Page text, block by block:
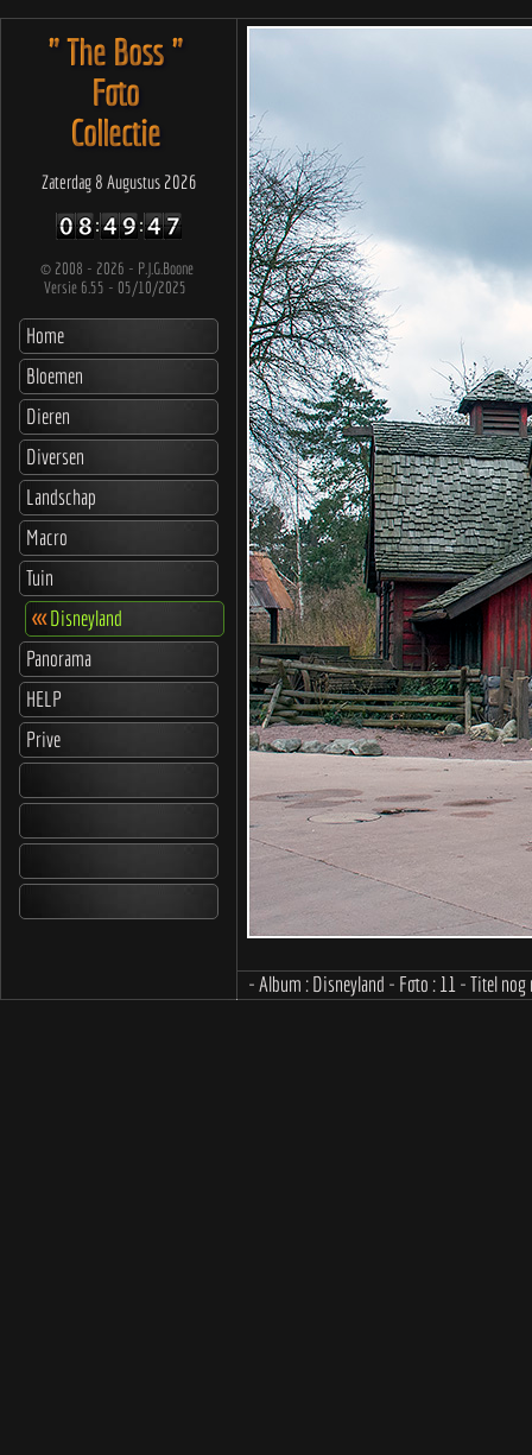
" The Boss "
Foto
Collectie
Zaterdag 8 Augustus 2026
© 2008 - 2026 - P.J.G.Boone
Versie 6.55 - 05/10/2025
Home
Bloemen
Dieren
Diversen
Landschap
Macro
Tuin
<<<Disneyland
Panorama
HELP
Prive
- Album : Disneyland - Foto : 11 - Titel nog